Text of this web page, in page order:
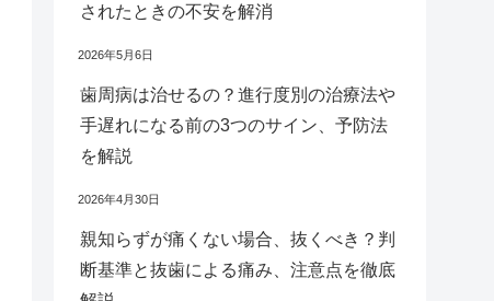
されたときの不安を解消
2026年5月6日
歯周病は治せるの？進行度別の治療法や
手遅れになる前の3つのサイン、予防法
を解説
2026年4月30日
親知らずが痛くない場合、抜くべき？判
断基準と抜歯による痛み、注意点を徹底